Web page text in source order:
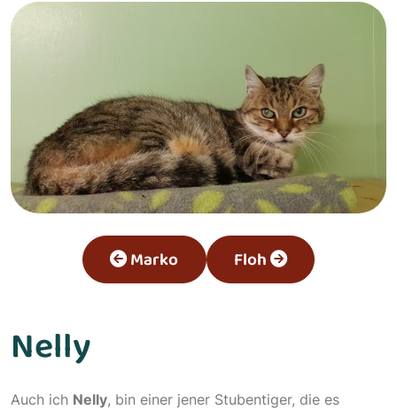
Marko Floh
Nelly
Auch ich Nelly, bin einer jener Stubentiger, die es